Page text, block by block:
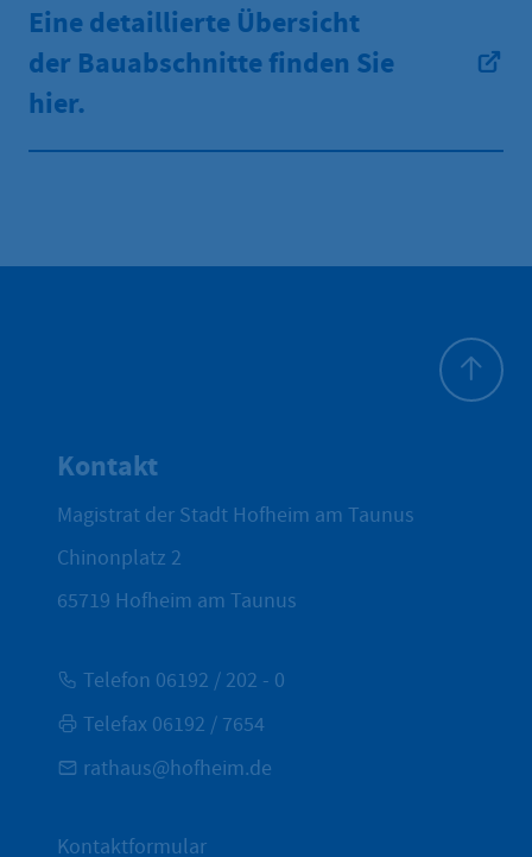
Eine detaillierte Übersicht
der Bauabschnitte finden Sie
hier.
Kontakt
Magistrat der Stadt Hofheim am Taunus
Chinonplatz 2
65719 Hofheim am Taunus
Telefon 06192 / 202 - 0
Telefax 06192 / 7654
rathaus@hofheim.de
Kontaktformular